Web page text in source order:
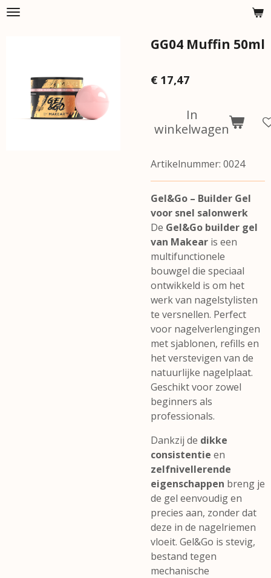
Ga
GG04 Muffin 50ml
€ 17,47
In
winkelwagen
Artikelnummer: 0024
Gel&Go – Builder Gel
voor snel salonwerk
De Gel&Go builder gel
van Makear is een
multifunctionele
bouwgel die speciaal
ontwikkeld is om het
werk van nagelstylisten
te versnellen. Perfect
voor nagelverlengingen
met sjablonen, refills en
het verstevigen van de
natuurlijke nagelplaat.
Geschikt voor zowel
beginners als
professionals.
Dankzij de dikke
consistentie en
zelfnivellerende
eigenschappen breng je
de gel eenvoudig en
precies aan, zonder dat
deze in de nagelriemen
vloeit. Gel&Go is stevig,
bestand tegen
mechanische